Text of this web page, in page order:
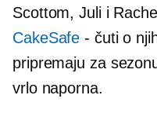
Scottom, Juli i
CakeSafe - čuti o
pripremaju za
vrlo naporna.